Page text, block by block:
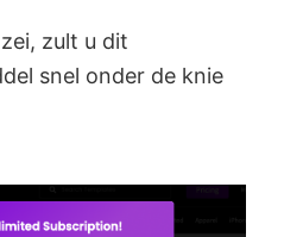
zult u dit
snel onder de knie